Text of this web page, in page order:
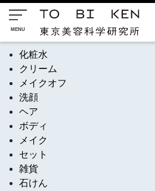
化粧水
クリーム
メイクオフ
洗顔
ヘア
ボディ
メイク
セット
雑貨
石けん